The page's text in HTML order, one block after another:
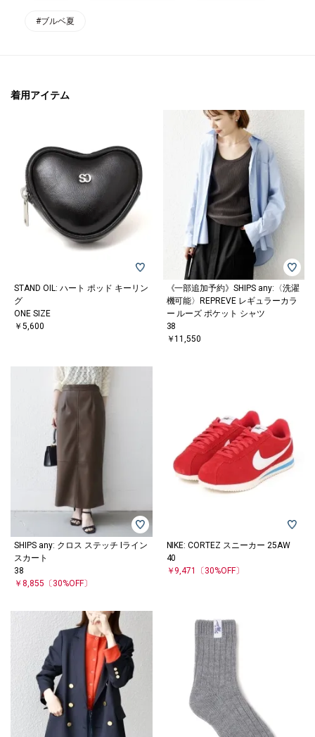
#ブルベ夏
着用アイテム
STAND OIL: ハート ポッド キーリン
グ
ONE SIZE
￥5,600
《一部追加予約》SHIPS any:〈洗濯
機可能〉REPREVE レギュラーカラ
ー ルーズ ポケット シャツ
38
￥11,550
SHIPS any: クロス ステッチ Iライン
スカート
38
￥8,855 〔30%OFF〕
NIKE: CORTEZ スニーカー 25AW
40
￥9,471
〔30%OFF〕